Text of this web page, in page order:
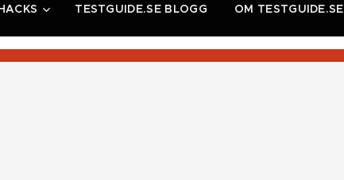
TESTGUIDE.SE BLOGG OM TESTGUIDE.SE